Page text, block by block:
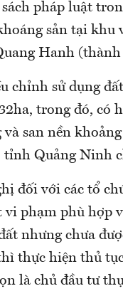
pháp luật
sản tại khu
Hanh (thành
chỉnh sử dụng
trong đó, có
san nền
Quảng Ninh
đối với các tổ
phạm phù hợp
nhưng chưa
thực hiện thủ
là chủ đầu tư